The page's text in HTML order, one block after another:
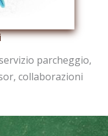
parcheggio,
collaborazioni